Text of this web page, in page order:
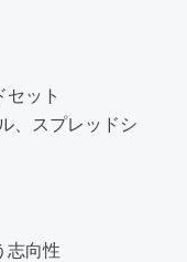
セット
、スプレッドシ
志向性